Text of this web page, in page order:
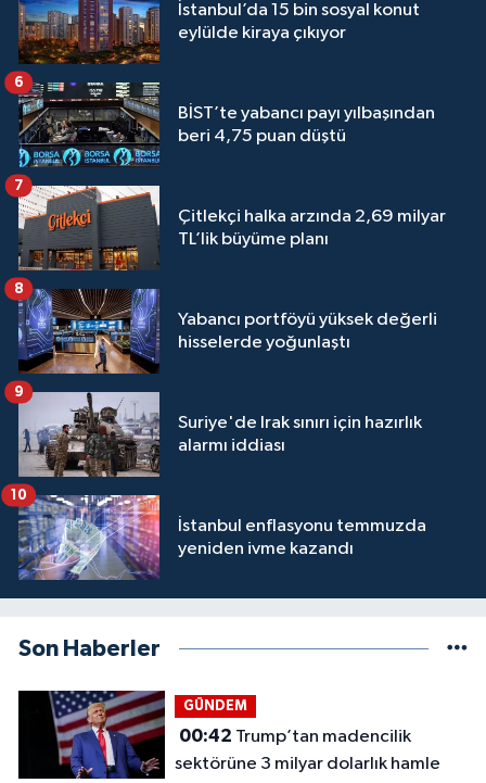
İstanbul’da 15 bin sosyal konut
eylülde kiraya çıkıyor
BİST’te yabancı payı yılbaşından
beri 4,75 puan düştü
6
Çitlekçi halka arzında 2,69 milyar
TL’lik büyüme planı
7
Yabancı portföyü yüksek değerli
hisselerde yoğunlaştı
8
Suriye'de Irak sınırı için hazırlık
alarmı iddiası
9
İstanbul enflasyonu temmuzda
yeniden ivme kazandı
10
Son Haberler
GÜNDEM
00:42
sektörüne 3 milyar dolarlık hamle